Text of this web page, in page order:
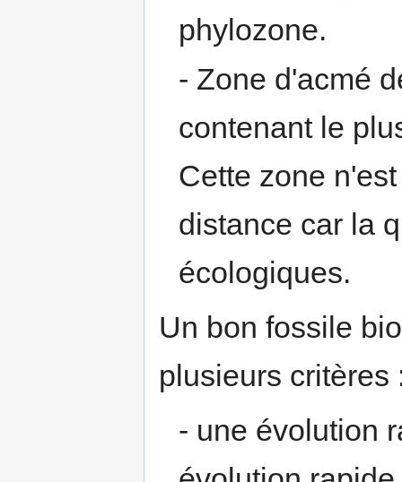
phylozone.
- Zone d'acmé
contenant le
Cette zone
distance car la
écologiques.
Un bon fossile
plusieurs critères
- une évolution